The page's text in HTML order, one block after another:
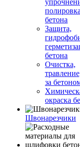
полировка
бетона
Защита,
бетона
Очистка,
за
окраска
Швонарезчики